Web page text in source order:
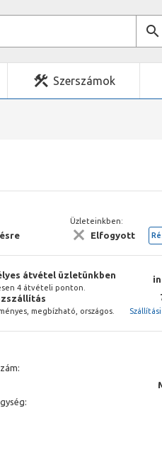
Szerszámok
Üzleteinkben:
Elfogyott
átvétel üzletünkben
4 átvételi ponton.
megbízható, országos.